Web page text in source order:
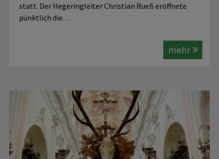
statt. Der Hegeringleiter Christian Rueß eröffnete
pünktlich die…
mehr